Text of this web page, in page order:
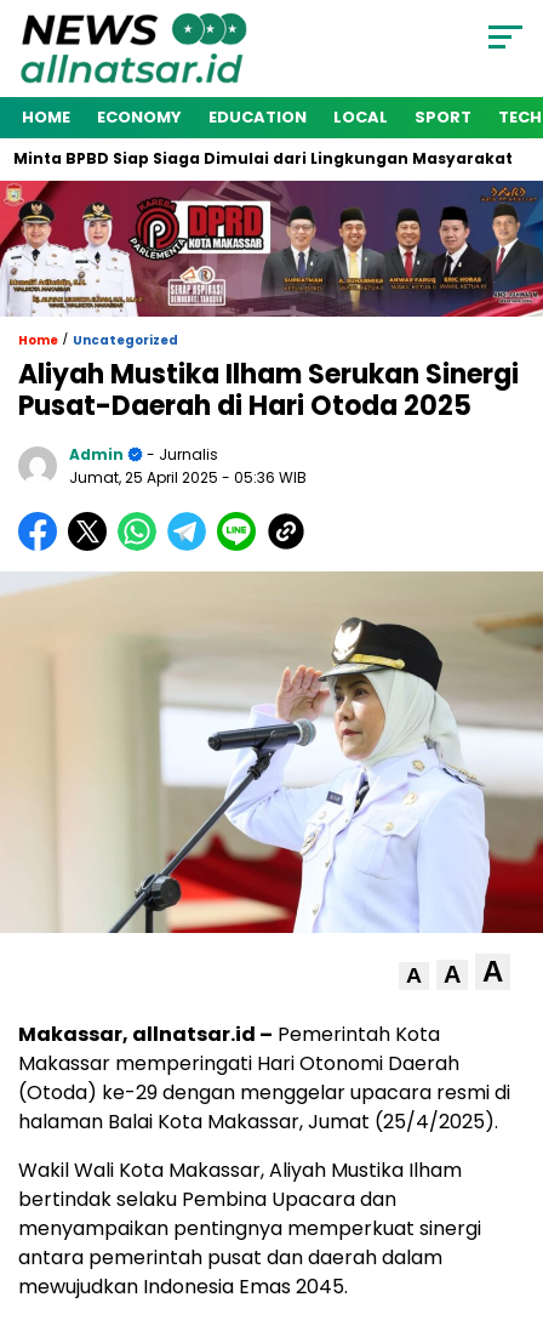
HOME ECONOMY EDUCATION LOCAL SPORT
BPBD Siap Siaga Dimulai dari Lingkungan Masyarakat
Home / Uncategorized
Aliyah Mustika Ilham Serukan Sinergi
Pusat-Daerah di Hari Otoda 2025
Admin
- Jurnalis
Jumat, 25 April 2025 - 05:36 WIB
A A A
Makassar, allnatsar.id – Pemerintah Kota
Makassar memperingati Hari Otonomi Daerah
(Otoda) ke-29 dengan menggelar upacara resmi di
halaman Balai Kota Makassar, Jumat (25/4/2025).
Wakil Wali Kota Makassar, Aliyah Mustika Ilham
bertindak selaku Pembina Upacara dan
menyampaikan pentingnya memperkuat sinergi
antara pemerintah pusat dan daerah dalam
mewujudkan Indonesia Emas 2045.